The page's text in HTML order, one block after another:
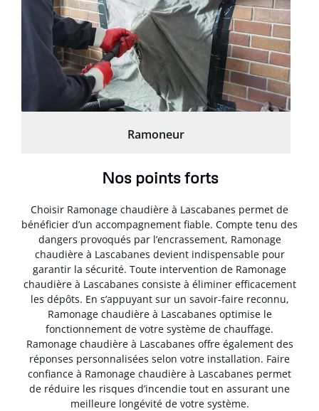
Ramoneur
Nos points forts
Choisir Ramonage chaudière à Lascabanes permet de
bénéficier d’un accompagnement fiable. Compte tenu des
dangers provoqués par l’encrassement, Ramonage
chaudière à Lascabanes devient indispensable pour
garantir la sécurité. Toute intervention de Ramonage
chaudière à Lascabanes consiste à éliminer efficacement
les dépôts. En s’appuyant sur un savoir-faire reconnu,
Ramonage chaudière à Lascabanes optimise le
fonctionnement de votre système de chauffage.
Ramonage chaudière à Lascabanes offre également des
réponses personnalisées selon votre installation. Faire
confiance à Ramonage chaudière à Lascabanes permet
de réduire les risques d’incendie tout en assurant une
meilleure longévité de votre système.